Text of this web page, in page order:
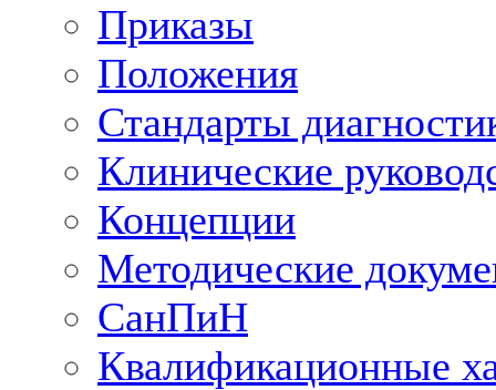
Приказы
Положения
Стандарты
Клинические
Концепции
Методические
СанПиН
Квалификационные